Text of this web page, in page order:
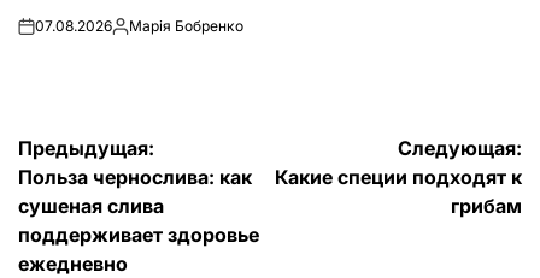
on07.08.2026Запись
Марія Бобренко
Навигация
по
записям
Предыдущая:
Польза чернослива: как
сушеная слива
поддерживает здоровье
ежедневно
Следующая:
Какие специи подходят к
грибам